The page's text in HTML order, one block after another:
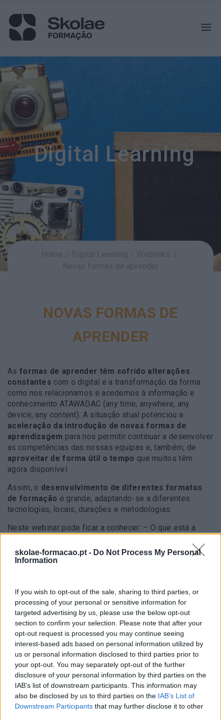
skolae-formacao.pt - Do Not Process My Personal
Information
If you wish to opt-out of the sale, sharing to third parties, or
processing of your personal or sensitive information for
targeted advertising by us, please use the below opt-out
section to confirm your selection. Please note that after your
opt-out request is processed you may continue seeing
interest-based ads based on personal information utilized by
us or personal information disclosed to third parties prior to
your opt-out. You may separately opt-out of the further
disclosure of your personal information by third parties on the
IAB’s list of downstream participants. This information may
also be disclosed by us to third parties on the IAB’s List of
Downstream Participants that may further disclose it to other
Digital Learning
NOVAS FORMAS DE
APRENDER
As formas de aprender têm sofrido alterações
constantes com o digital e a transformação da forma
como nos relacionamos e acedemos à informação e
conhecimento ATAWADAC (any time, anywhere, any
device, any content). A situação atual potenciou a
aceleração da introdução de novas formas de
aprendizagem para nos permitir continuar a desenvolver
as competências das nossas equipas e, também, de
aproveitar de forma útil o tempo que muitos têm
agora disponível.
Assim, o desenvolvimento de diferentes formatos
de formação é grande, adaptando-se a diferentes
tecnologias, locais, durações e metodologias.
Neste webinar pode ficar a conhecer: – O que está a
competências se podem trabalhar?